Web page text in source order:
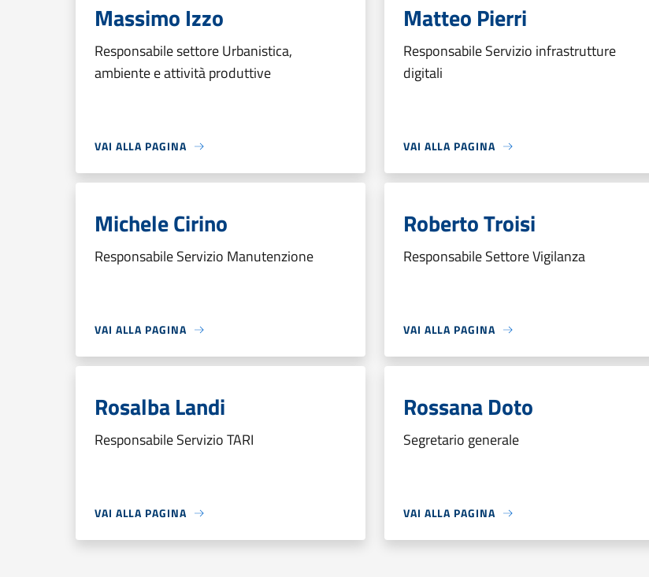
Massimo Izzo
Responsabile settore Urbanistica,
ambiente e attività produttive
VAI ALLA PAGINA
Matteo Pierri
Responsabile Servizio infrastrutture
digitali
VAI ALLA PAGINA
Michele Cirino
Responsabile Servizio Manutenzione
VAI ALLA PAGINA
Roberto Troisi
Responsabile Settore Vigilanza
VAI ALLA PAGINA
Rosalba Landi
Responsabile Servizio TARI
VAI ALLA PAGINA
Rossana Doto
Segretario generale
VAI ALLA PAGINA